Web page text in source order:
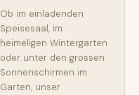
Ob im einladenden
Speisesaal, im
heimeligen Wintergarten
oder unter den grossen
Sonnenschirmen im
Garten, unser